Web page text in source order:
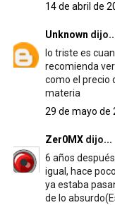
14 de abril de
Unknown
lo triste es
recomienda
como el precio
materia
29 de mayo de
Zer0MXdijo...
6 años
igual, hace
ya estaba
de lo